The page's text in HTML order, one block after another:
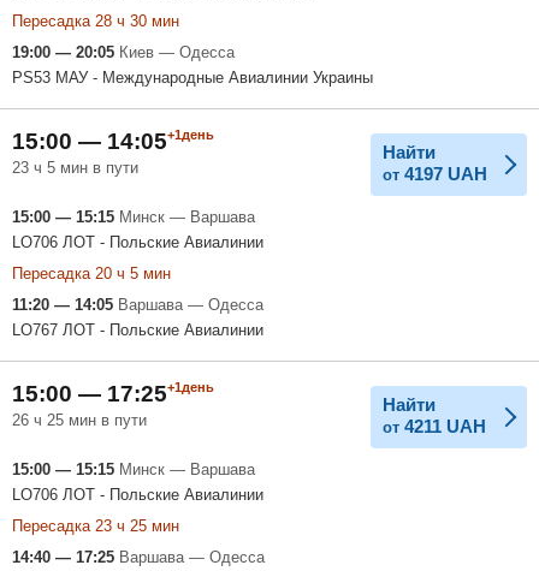
Пересадка 28 ч 30 мин
19:00 — 20:05 Киев — Одесса
PS53 МАУ - Международные Авиалинии Украины
15:00 — 14:05+1день
23 ч 5 мин в пути
Найти
от 4197 UAH
15:00 — 15:15 Минск — Варшава
LO706 ЛОТ - Польские Авиалинии
Пересадка 20 ч 5 мин
11:20 — 14:05 Варшава — Одесса
LO767 ЛОТ - Польские Авиалинии
15:00 — 17:25+1день
26 ч 25 мин в пути
Найти
от 4211 UAH
15:00 — 15:15 Минск — Варшава
LO706 ЛОТ - Польские Авиалинии
Пересадка 23 ч 25 мин
14:40 — 17:25 Варшава — Одесса